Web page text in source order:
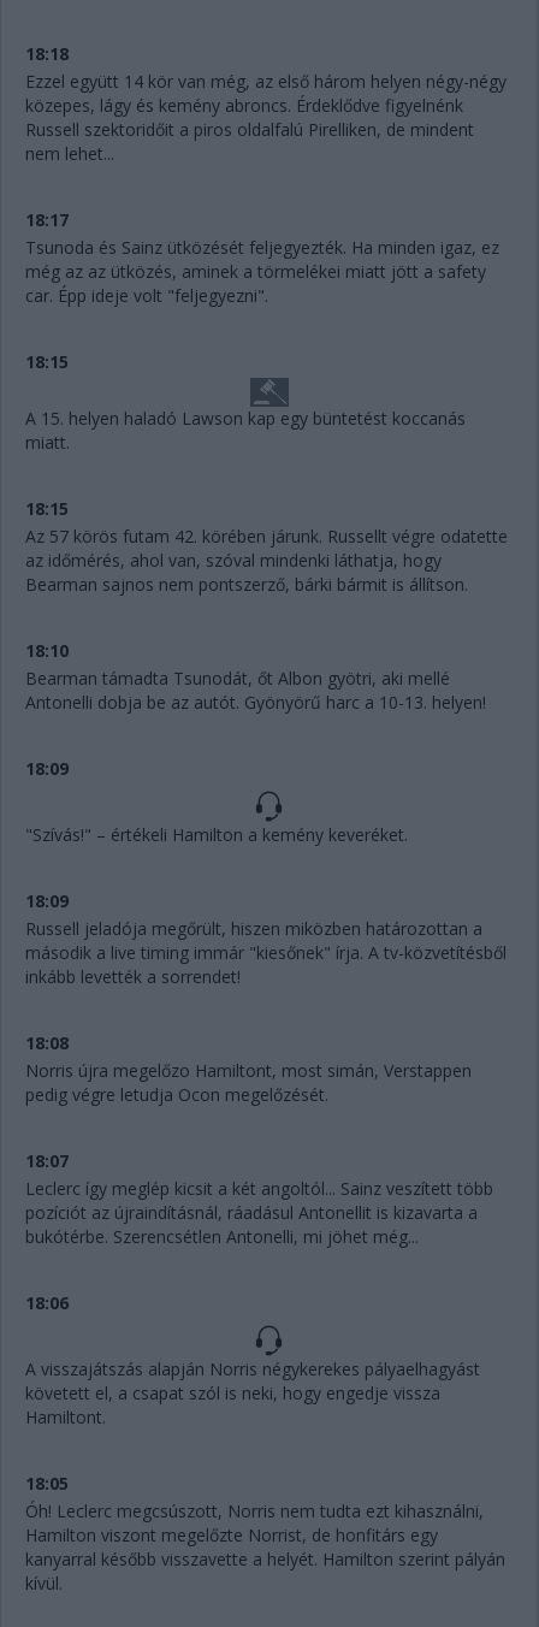
18:18
Ezzel együtt 14 kör van még, az első három helyen négy-négy
közepes, lágy és kemény abroncs. Érdeklődve figyelnénk
Russell szektoridőit a piros oldalfalú Pirelliken, de mindent
nem lehet...
18:17
Tsunoda és Sainz ütközését feljegyezték. Ha minden igaz, ez
még az az ütközés, aminek a törmelékei miatt jött a safety
car. Épp ideje volt "feljegyezni".
18:15
A 15. helyen haladó Lawson kap egy büntetést koccanás
miatt.
18:15
Az 57 körös futam 42. körében járunk. Russellt végre odatette
az időmérés, ahol van, szóval mindenki láthatja, hogy
Bearman sajnos nem pontszerző, bárki bármit is állítson.
18:10
Bearman támadta Tsunodát, őt Albon gyötri, aki mellé
Antonelli dobja be az autót. Gyönyörű harc a 10-13. helyen!
18:09
"Szívás!" – értékeli Hamilton a kemény keveréket.
18:09
Russell jeladója megőrült, hiszen miközben határozottan a
második a live timing immár "kiesőnek" írja. A tv-közvetítésből
inkább levették a sorrendet!
18:08
Norris újra megelőzo Hamiltont, most simán, Verstappen
pedig végre letudja Ocon megelőzését.
18:07
Leclerc így meglép kicsit a két angoltól... Sainz veszített több
pozíciót az újraindításnál, ráadásul Antonellit is kizavarta a
bukótérbe. Szerencsétlen Antonelli, mi jöhet még...
18:06
A visszajátszás alapján Norris négykerekes pályaelhagyást
követett el, a csapat szól is neki, hogy engedje vissza
Hamiltont.
18:05
Óh! Leclerc megcsúszott, Norris nem tudta ezt kihasználni,
Hamilton viszont megelőzte Norrist, de honfitárs egy
kanyarral később visszavette a helyét. Hamilton szerint pályán
kívül.